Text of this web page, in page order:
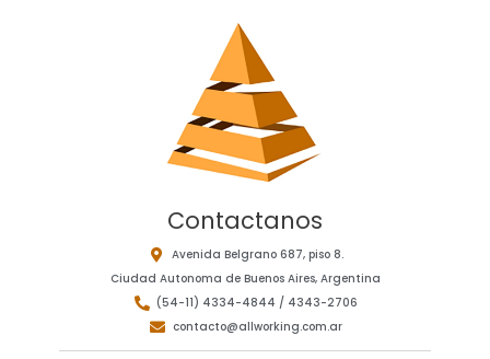
Contactanos
Avenida Belgrano 687, piso 8.
Ciudad Autonoma de Buenos Aires, Argentina
(54-11) 4334-4844 / 4343-2706
contacto@allworking.com.ar